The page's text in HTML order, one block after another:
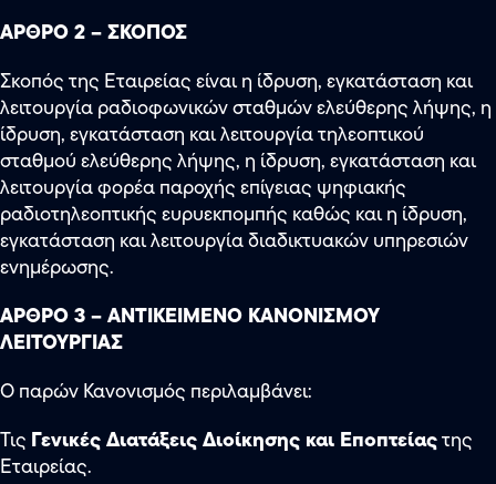
ΑΡΘΡΟ 2 – ΣΚΟΠΟΣ
Σκοπός της Εταιρείας είναι η ίδρυση, εγκατάσταση και
λειτουργία ραδιοφωνικών σταθμών ελεύθερης λήψης, η
ίδρυση, εγκατάσταση και λειτουργία τηλεοπτικού
σταθμού ελεύθερης λήψης, η ίδρυση, εγκατάσταση και
λειτουργία φορέα παροχής επίγειας ψηφιακής
ραδιοτηλεοπτικής ευρυεκπομπής καθώς και η ίδρυση,
εγκατάσταση και λειτουργία διαδικτυακών υπηρεσιών
ενημέρωσης.
ΑΡΘΡΟ 3 – ΑΝΤΙΚΕΙΜΕΝΟ ΚΑΝΟΝΙΣΜΟΥ
ΛΕΙΤΟΥΡΓΙΑΣ
Ο παρών Κανονισμός περιλαμβάνει:
Τις Γενικές Διατάξεις Διοίκησης και Εποπτείαςτης
Εταιρείας.